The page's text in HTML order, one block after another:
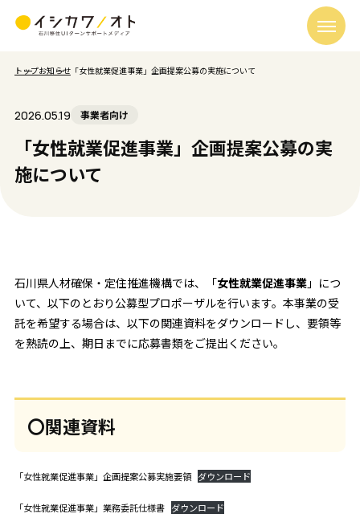
トップお知らせ「女性就業促進事業」企画提案公募の実施について
2026.05.19 事業者向け
「女性就業促進事業」企画提案公募の実
施について
石川県人材確保・定住推進機構では、「女性就業促進事業」につ
いて、以下のとおり公募型プロポーザルを行います。本事業の受
託を希望する場合は、以下の関連資料をダウンロードし、要領等
を熟読の上、期日までに応募書類をご提出ください。
〇関連資料
「女性就業促進事業」企画提案公募実施要領 ダウンロード
「女性就業促進事業」業務委託仕様書 ダウンロード